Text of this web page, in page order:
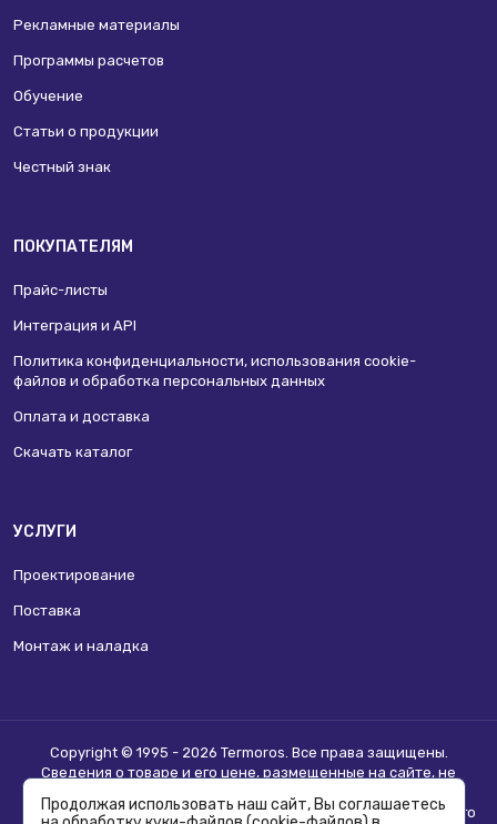
Рекламные материалы
Программы расчетов
Обучение
Статьи о продукции
Честный знак
ПОКУПАТЕЛЯМ
Прайс-листы
Интеграция и API
Политика конфиденциальности, использования сookie-
файлов и обработка персональных данных
Оплата и доставка
Скачать каталог
УСЛУГИ
Проектирование
Поставка
Монтаж и наладка
Copyright © 1995 - 2026 Termoros. Все права защищены.
Сведения о товаре и его цене, размещенные на сайте, не
Информацию о возможности приобретения соответствующего
Продолжая использовать наш сайт, Вы соглашаетесь